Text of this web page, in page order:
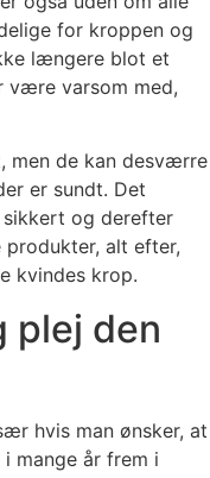
for kroppen og
længere blot et
være varsom med,
men de kan desværre
er sundt. Det
og derefter
alt efter,
kvindes krop.
plej den
hvis man ønsker, at
mange år frem i